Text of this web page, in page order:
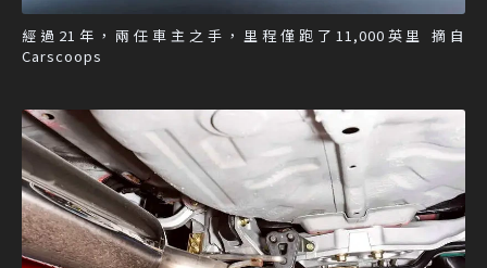
經過21年，兩任車主之手，里程僅跑了11,000英里 摘自
Carscoops